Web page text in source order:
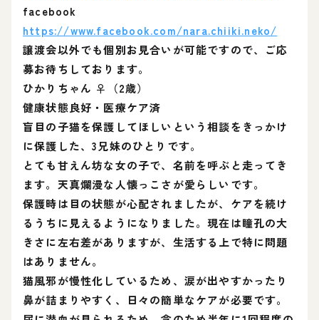
facebook
https://www.facebook.com/nara.chiiki.neko/
譲渡会以外でも個別お見合いが可能ですので、ご応
募お待ちしております。
ひかりちゃん ♀（2歳）
健康状態良好・医療ケア済
盲目の子猫を保護してほしいという相談をきっかけ
に保護した、3兄妹のひとりです。
とても甘えん坊な女の子で、名前を呼ぶと走ってき
ます。天真爛漫な人懐っこさが愛らしいです。
保護時は目の状態が心配されましたが、ケアを続け
るうちに見えるようになりました。現在は瞳孔の大
きさに左右差がありますが、生活する上で特に問題
はありません。
猫風邪が慢性化しているため、涙が出やすかったり
鼻が詰まりやすく、日々の簡単なケアが必要です。